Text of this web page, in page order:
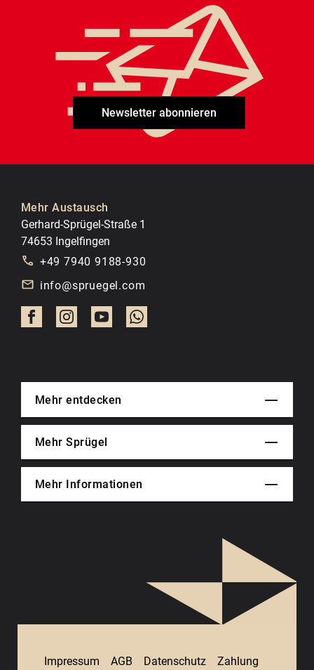
Newsletter abonnieren
Mehr Austausch
Gerhard-Sprügel-Straße 1
74653 Ingelfingen
+49 7940 9188-930
info@spruegel.com
Mehr entdecken
Mehr Sprügel
Mehr Informationen
Impressum AGB Datenschutz Zahlung